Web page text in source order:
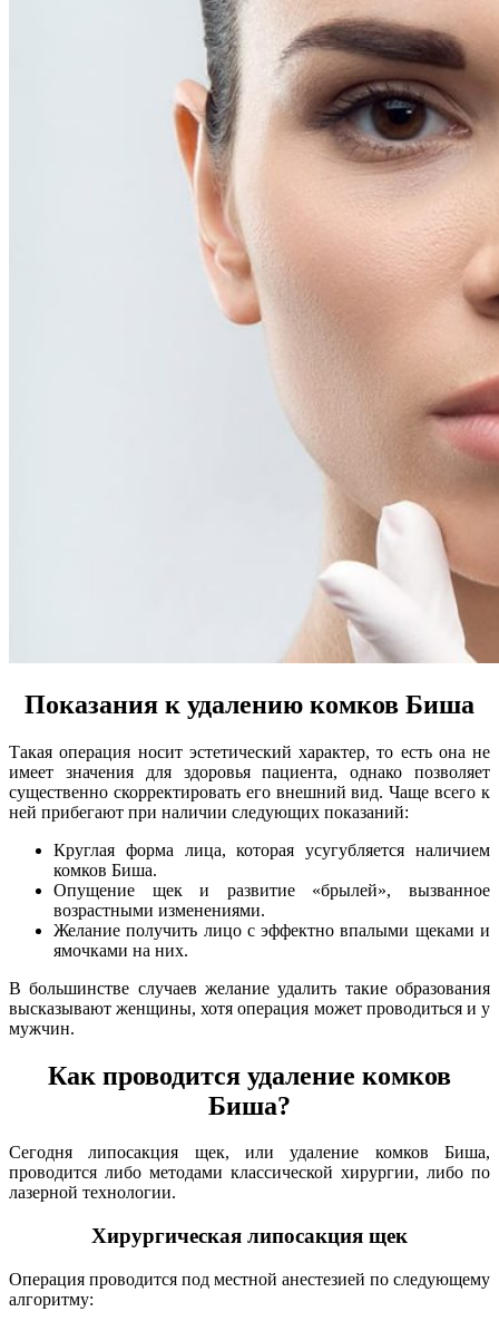
Показания к удалению комков Биша
Такая операция носит эстетический характер, то есть она не
имеет значения для здоровья пациента, однако позволяет
существенно скорректировать его внешний вид. Чаще всего к
ней прибегают при наличии следующих показаний:
Круглая форма лица, которая усугубляется наличием
комков Биша.
Опущение щек и развитие «брылей», вызванное
возрастными изменениями.
Желание получить лицо с эффектно впалыми щеками и
ямочками на них.
В большинстве случаев желание удалить такие образования
высказывают женщины, хотя операция может проводиться и у
мужчин.
Как проводится удаление комков
Биша?
Сегодня липосакция щек, или удаление комков Биша,
проводится либо методами классической хирургии, либо по
лазерной технологии.
Хирургическая липосакция щек
Операция проводится под местной анестезией по следующему
алгоритму: